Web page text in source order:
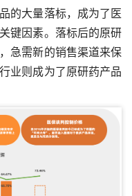
的大量落标，成为了医
键因素。落标后的原研
急需新的销售渠道来保
业则成为了原研药产品